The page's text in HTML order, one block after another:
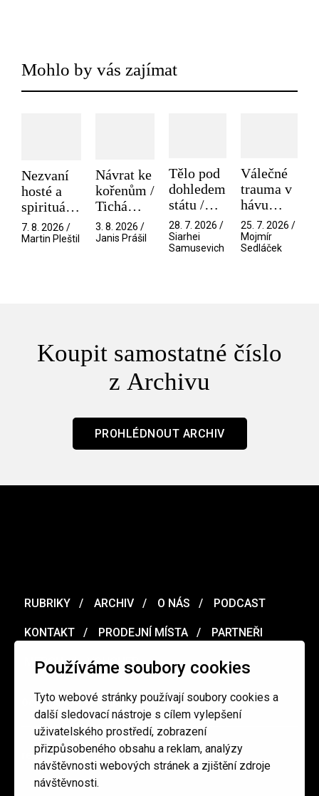
Používáme soubory cookies
Tyto webové stránky používají soubory cookies a
další sledovací nástroje s cílem vylepšení
uživatelského prostředí, zobrazení
přizpůsobeného obsahu a reklam, analýzy
návštěvnosti webových stránek a zjištění zdroje
návštěvnosti.
Mohlo by vás zajímat
Nezvaní
hosté a
spirituální
narušitelé
z vesmíru
7. 8. 2026 /
Martin Pleštil
Návrat ke
kořenům /
Tichá
přítelkyně
3. 8. 2026 /
Janis Prášil
Tělo pod
dohledem
státu /
Pramen
28. 7. 2026 /
Siarhei
Samusevich
Válečné
trauma v
hávu
spektáklu
/ Odyssea
25. 7. 2026 /
Mojmír
Sedláček
Koupit samostatné číslo
z Archivu
PROHLÉDNOUT ARCHIV
RUBRIKY ARCHIV O NÁS PODCAST
KONTAKT PRODEJNÍ MÍSTA PARTNEŘI
MERCH VOUCHER
Ochrana osobních údajů / Obchodní podmínky
redakce@cinepur.cz